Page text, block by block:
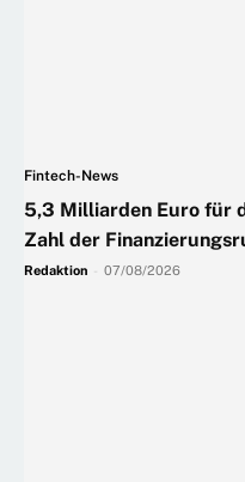
Fintech-News
5,3 Milliarden Euro für
Zahl der
Redaktion 07/08/2026